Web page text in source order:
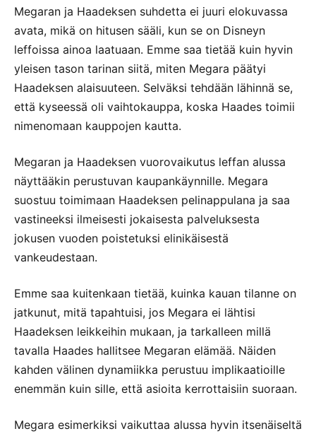
Megaran ja Haadeksen suhdetta ei juuri elokuvassa
avata, mikä on hitusen sääli, kun se on Disneyn
leffoissa ainoa laatuaan. Emme saa tietää kuin hyvin
yleisen tason tarinan siitä, miten Megara päätyi
Haadeksen alaisuuteen. Selväksi tehdään lähinnä se,
että kyseessä oli vaihtokauppa, koska Haades toimii
nimenomaan kauppojen kautta.
Megaran ja Haadeksen vuorovaikutus leffan alussa
näyttääkin perustuvan kaupankäynnille. Megara
suostuu toimimaan Haadeksen pelinappulana ja saa
vastineeksi ilmeisesti jokaisesta palveluksesta
jokusen vuoden poistetuksi elinikäisestä
vankeudestaan.
Emme saa kuitenkaan tietää, kuinka kauan tilanne on
jatkunut, mitä tapahtuisi, jos Megara ei lähtisi
Haadeksen leikkeihin mukaan, ja tarkalleen millä
tavalla Haades hallitsee Megaran elämää. Näiden
kahden välinen dynamiikka perustuu implikaatioille
enemmän kuin sille, että asioita kerrottaisiin suoraan.
Megara esimerkiksi vaikuttaa alussa hyvin itsenäiseltä